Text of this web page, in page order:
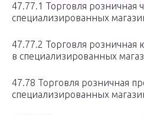
47.77.1 Торговля розничная
специализированных
47.77.2 Торговля
в специализированных
47.78 Торговля розничная
специализированных